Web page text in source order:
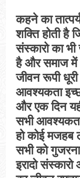
कहने का
शक्ति होती है
संस्कारो का
है और समाज में
जीवन रूपी
आवश्यकता
और एक दिन
सभी
हो कोई मजहब
सभी को
इरादो संस्कारो